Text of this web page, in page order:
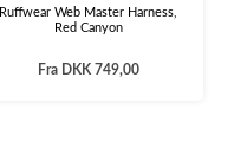
Ruffwear Web Master Harness,
Red Canyon
Fra DKK 749,00